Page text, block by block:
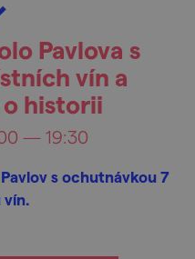
Pavlova s
vín a
historii
— 19:30
s ochutnávkou 7
vín.